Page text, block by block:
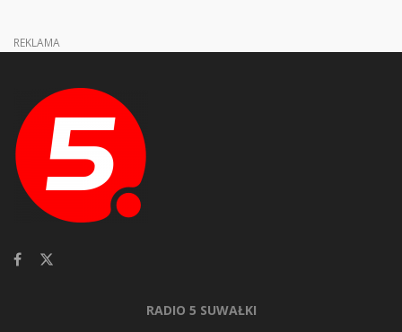
REKLAMA
RADIO 5 SUWAŁKI